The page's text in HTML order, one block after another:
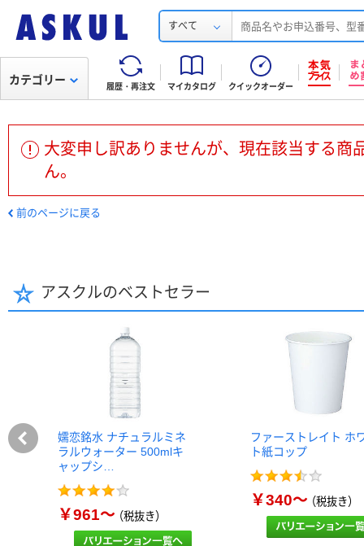
すべて
履歴・再注文 マイカタログ クイックオーダー
カテゴリー
大変申し訳ありませんが、現在該当する商
ん。
前のページに戻る
アスクルのベストセラー
嬬恋銘水 ナチュラルミネ
ラルウォーター 500mlキ
ャップシ…
￥961～（税抜き）
ファーストレイト ホ
ト紙コップ
￥340～（税抜き）